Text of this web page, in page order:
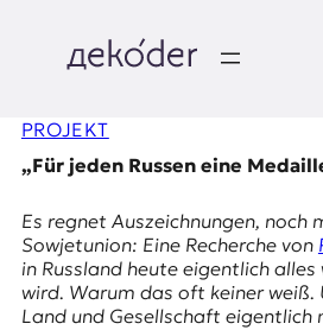
springen
e
k
o
d
PROJEKT
„Für jeden Russen eine
Es regnet Auszeichnungen, noch
Sowjetunion: Eine Recherche von
in Russland heute eigentlich
wird. Warum das oft keiner weiß.
Land und Gesellschaft eigentlich